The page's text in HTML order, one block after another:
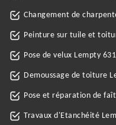
Changement de
Peinture sur tuile et
Pose de velux Lempty
Demoussage de toiture
Pose et réparation de
Travaux d'Etanchéité